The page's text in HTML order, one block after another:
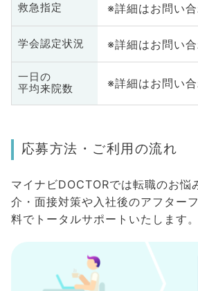
救急指定 ※詳細はお問い
学会認定状況 ※詳細はお問い
一日の
平均来院数
※詳細はお問い
応募方法・ご利用の流れ
マイナビDOCTORでは転職のお悩
介・面接対策や入社後のアフター
料でトータルサポートいたします。